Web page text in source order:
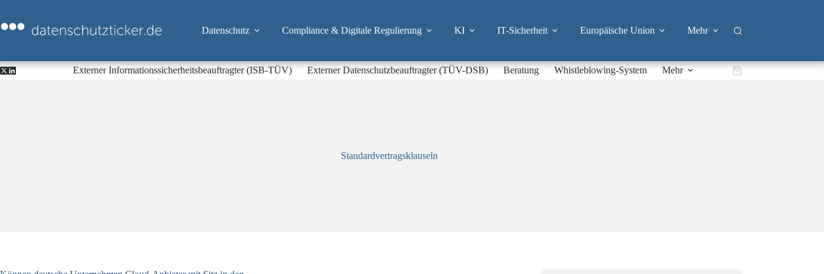
springen
Datenschutz Compliance & Digitale Regulierung KI IT-Sicherheit Europäische Union Mehr
Externer Informationssicherheitsbeauftragter (ISB-TÜV) Externer Datenschutzbeauftragter (TÜV-DSB) Beratung Whistleblowing-System Mehr Warenkorb
Standardvertragsklauseln